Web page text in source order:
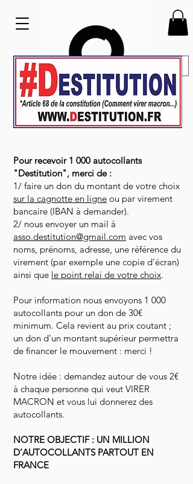
Pour recevoir 1 000 autocollants
"Destitution", merci de :
1/ faire un don du montant de votre choix
sur la cagnotte en ligne ou par virement
bancaire (IBAN à demander).
2/ nous envoyer un mail à
asso.destitution@gmail.com avec vos
noms, prénoms, adresse, une référence du
virement (par exemple une copie d’écran)
ainsi que le point relai de votre choix.
Pour information nous envoyons 1 000
autocollants pour un don de 30€
minimum. Cela revient au prix coutant ;
un don d'un montant supérieur permettra
de financer le mouvement : merci !
Notre idée : demandez autour de vous 2€
à chaque personne qui veut VIRER
MACRON et vous lui donnerez des
autocollants.
NOTRE OBJECTIF : UN MILLION
D’AUTOCOLLANTS PARTOUT EN
FRANCE